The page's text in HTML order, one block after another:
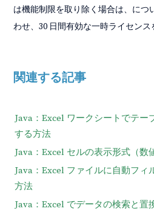
は機能制限を取り除く場合は、につ
わせ、30 日間有効な一時ライセンス
関連する記事
Java：Excel ワークシートでテー
する方法
Java：Excel セルの表示形式（数
Java：Excel ファイルに自動フィ
方法
Java：Excel でデータの検索と置